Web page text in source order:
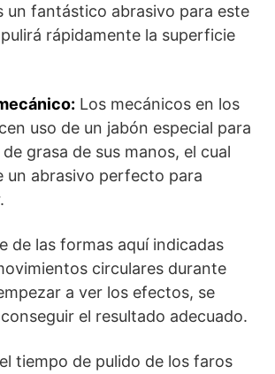
un fantástico abrasivo para este
rápidamente la superficie
Los mecánicos en los
uso de un jabón especial para
grasa de sus manos, el cual
un abrasivo perfecto para
de las formas aquí indicadas
circulares durante
a ver los efectos, se
el resultado adecuado.
tiempo de pulido de los faros